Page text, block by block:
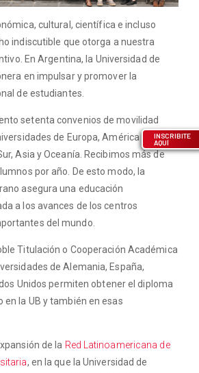
cultural, científica e incluso
indiscutible que otorga a nuestra
En Argentina, la Universidad de
en impulsar y promover la
de estudiantes.
setenta convenios de movilidad
de Europa, América del
Asia y Oceanía. Recibimos más de
por año. De esto modo, la
asegura una educación
a los avances de los centros
del mundo.
Titulación o Cooperación Académica
de Alemania, España,
Unidos permiten obtener el diploma
en la UB y también en esas
de la Red Latinoamericana de
, en la que la Universidad de
INSCRIBITE
AQUÍ